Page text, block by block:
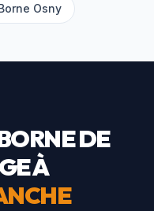
Osny
DE
À